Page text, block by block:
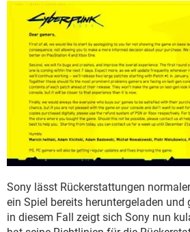
Sony lässt Rückerstattungen
ein Spiel bereits heruntergeladen und
in diesem Fall zeigt sich Sony nun